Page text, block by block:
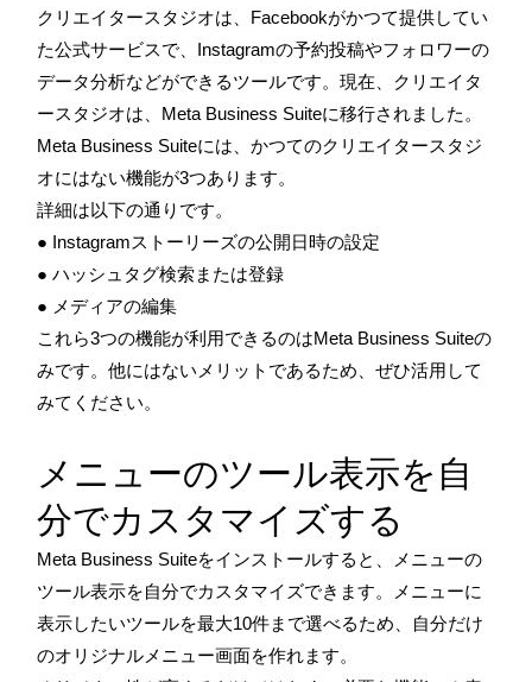
クリエイタースタジオは、Facebookがかつて提供してい
た公式サービスで、Instagramの予約投稿やフォロワーの
データ分析などができるツールです。現在、クリエイタ
ースタジオは、Meta Business Suiteに移行されました。
Meta Business Suiteには、かつてのクリエイタースタジ
オにはない機能が3つあります。
詳細は以下の通りです。
● Instagramストーリーズの公開日時の設定
● ハッシュタグ検索または登録
● メディアの編集
これら3つの機能が利用できるのはMeta Business Suiteの
みです。他にはないメリットであるため、ぜひ活用して
みてください。
メニューのツール表示を自
分でカスタマイズする
Meta Business Suiteをインストールすると、メニューの
ツール表示を自分でカスタマイズできます。メニューに
表示したいツールを最大10件まで選べるため、自分だけ
のオリジナルメニュー画面を作れます。